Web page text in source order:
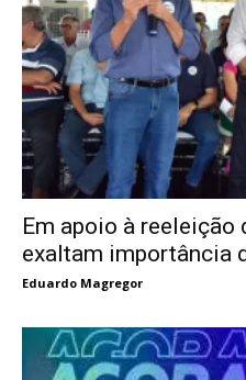
Em apoio à reeleição
exaltam importância
Eduardo Magregor